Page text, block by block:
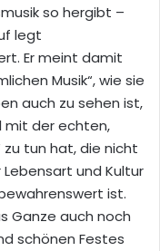
so hergibt –
legt
Er meint damit
Musik“, wie sie
auch zu sehen ist,
mit der echten,
zu tun hat, die nicht
und Kultur
ist.
Ganze auch noch
schönen Festes